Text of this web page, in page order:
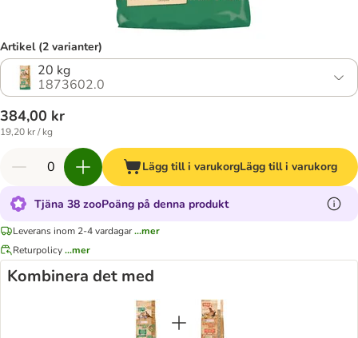
Artikel (2 varianter)
20 kg
1873602.0
384,00 kr
19,20 kr / kg
Lägg till i varukorgLägg till i varukorg
Tjäna 38 zooPoäng på denna produkt
Leverans inom 2-4 vardagar...mer
Returpolicy...mer
Kombinera det med